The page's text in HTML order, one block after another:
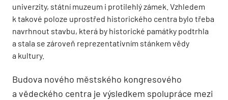
univerzity, státní muzeum i protilehlý zámek. Vzhledem
k takové poloze uprostřed historického centra bylo třeba
navrhnout stavbu, která by historické památky podtrhla
a stala se zároveň reprezentativním stánkem vědy
a kultury.
Budova nového městského kongresového
a vědeckého centra je výsledkem spolupráce mezi